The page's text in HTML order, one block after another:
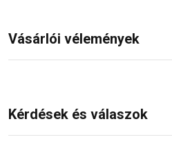
Vásárlói vélemények
Kérdések és válaszok